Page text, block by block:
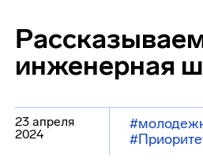
инженерная
23 апреля
2024